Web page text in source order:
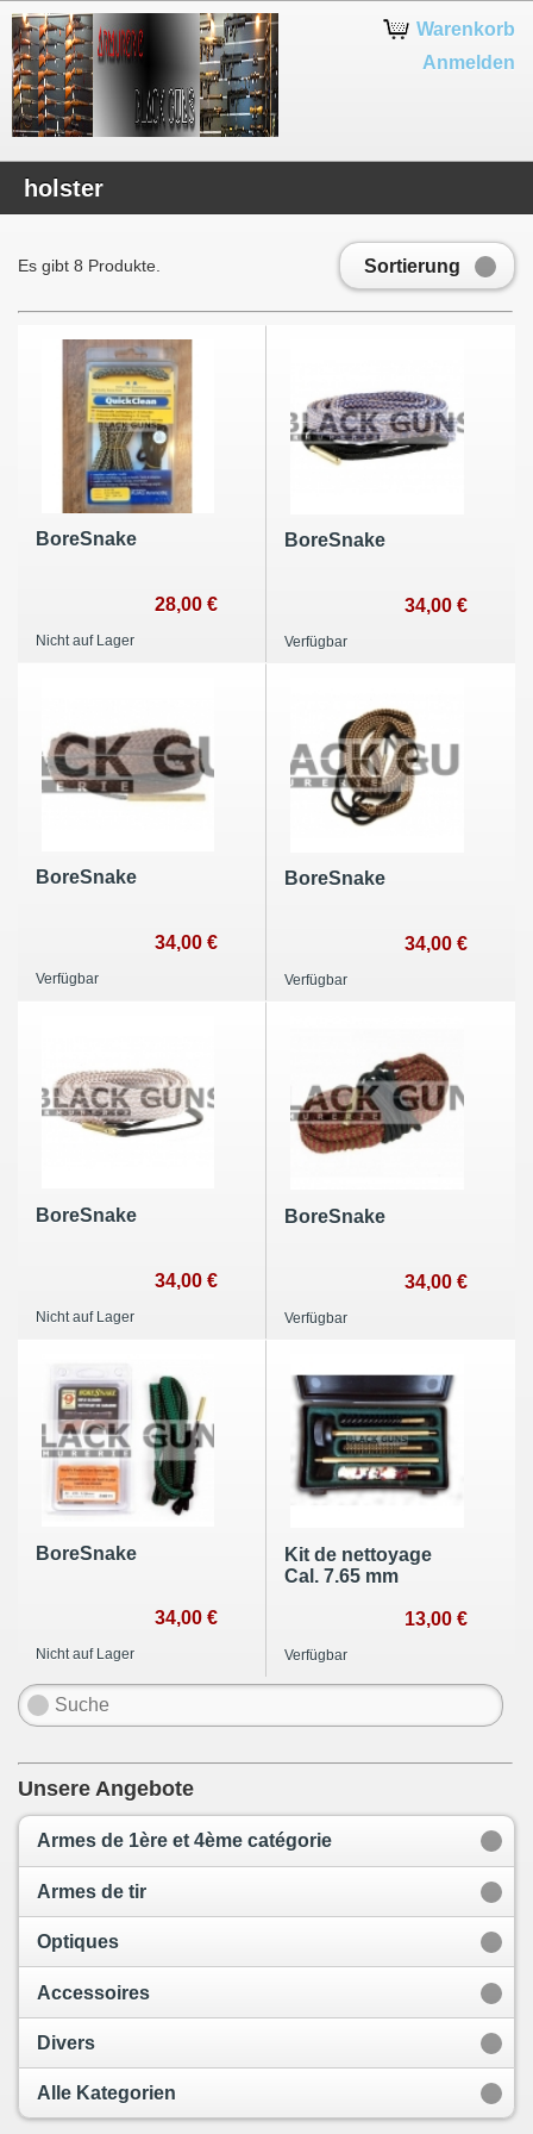
Warenkorb
Anmelden
holster
Sortierung
Es gibt 8 Produkte.
BoreSnake
28,00 €
Nicht auf Lager
BoreSnake
34,00 €
Verfügbar
BoreSnake
34,00 €
Verfügbar
BoreSnake
34,00 €
Verfügbar
BoreSnake
34,00 €
Nicht auf Lager
BoreSnake
34,00 €
Verfügbar
BoreSnake
34,00 €
Nicht auf Lager
Kit de nettoyage
Cal. 7.65 mm
13,00 €
Verfügbar
Unsere Angebote
Armes de 1ère et 4ème catégorie
Armes de tir
Optiques
Accessoires
Divers
Alle Kategorien